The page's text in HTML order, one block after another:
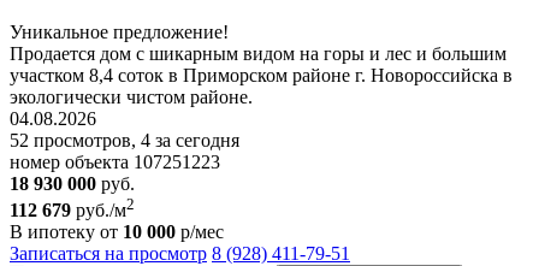
Уникальное предложение!
Продается дом с шикарным видом на горы и лес и большим
участком 8,4 соток в Приморском районе г. Новороссийска в
экологически чистом районе.
04.08.2026
52 просмотров, 4 за сегодня
номер объекта 107251223
18 930 000 руб.
112 679 руб./м2
В ипотеку от 10 000 р/мес
Записаться на просмотр 8 (928) 411-79-51